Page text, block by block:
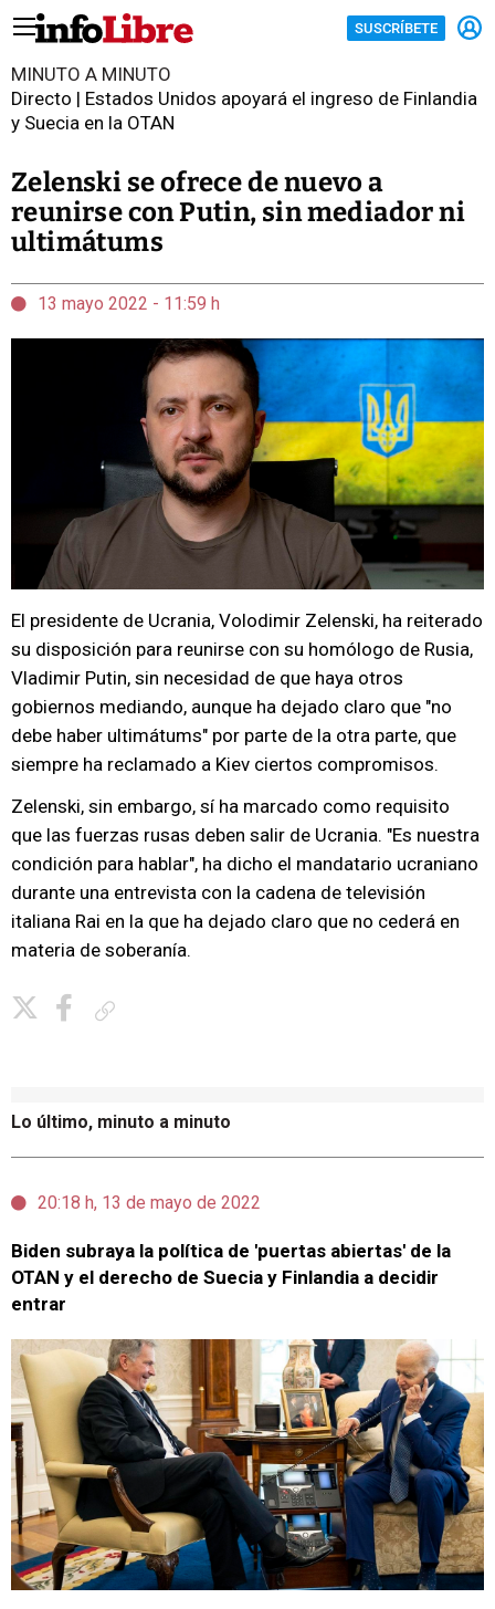
SUSCRÍBETE
MINUTO A MINUTO
Directo | Estados Unidos apoyará el ingreso de Finlandia
y Suecia en la OTAN
Zelenski se ofrece de nuevo a
reunirse con Putin, sin mediador ni
ultimátums
13 mayo 2022 - 11:59 h
El presidente de Ucrania, Volodimir Zelenski, ha reiterado
su disposición para reunirse con su homólogo de Rusia,
Vladimir Putin, sin necesidad de que haya otros
gobiernos mediando, aunque ha dejado claro que "no
debe haber ultimátums" por parte de la otra parte, que
siempre ha reclamado a Kiev ciertos compromisos.
Zelenski, sin embargo, sí ha marcado como requisito
que las fuerzas rusas deben salir de Ucrania. "Es nuestra
condición para hablar", ha dicho el mandatario ucraniano
durante una entrevista con la cadena de televisión
italiana Rai en la que ha dejado claro que no cederá en
materia de soberanía.
Lo último, minuto a minuto
20:18 h, 13 de mayo de 2022
Biden subraya la política de 'puertas abiertas' de la
OTAN y el derecho de Suecia y Finlandia a decidir
entrar